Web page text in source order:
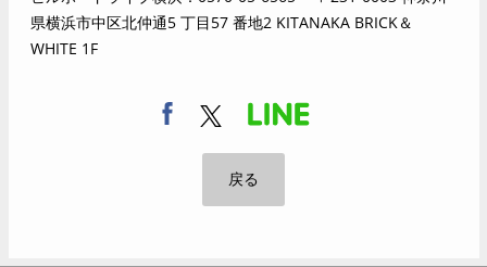
県横浜市中区北仲通5 丁目57 番地2 KITANAKA BRICK＆
WHITE 1F
戻る